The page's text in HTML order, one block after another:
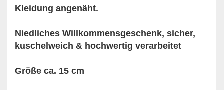
Kleidung angenäht.
Niedliches Willkommensgeschenk, sicher,
kuschelweich & hochwertig verarbeitet
Größe ca. 15 cm